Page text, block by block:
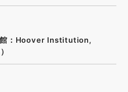
：Hoover Institution,